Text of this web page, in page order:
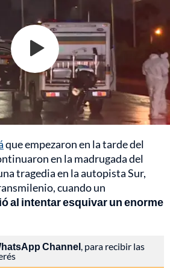
que empezaron en la tarde del
en la madrugada del
tragedia en la autopista Sur,
cuando un
al intentar esquivar un enorme
Channel , para recibir las